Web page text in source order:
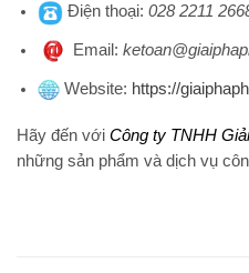
Điện thoại: 028 2211
Email:
Website: https://
Hãy đến với Công ty TNHH
những sản phẩm và dịch vụ